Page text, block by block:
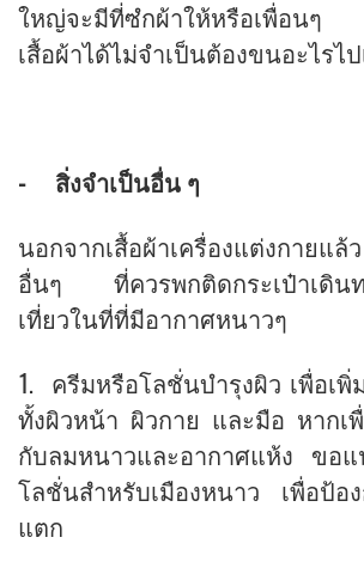
ใหญ่จะมีที่ซํกผ้าให้หรือเพื่อนๆ
เสื้อผ้าได้ไม่จำเป็นต้องขนอะไรไป
- สิ่งจำเป็นอื่น ๆ
นอกจากเสื้อผ้าเครื่องแต่งกายแล้
อื่นๆ ที่ควรพกติดกระเป๋าเดินทา
เที่ยวในที่ที่มีอากาศหนาวๆ
1. ครีมหรือโลชั่นบำรุงผิว เพื่อเ
ทั้งผิวหน้า ผิวกาย และมือ หากเ
กับลมหนาวและอากาศแห้ง ขอแ
โลชั่นสำหรับเมืองหนาว เพื่อป้อ
แตก